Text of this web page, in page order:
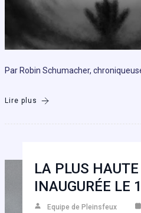
Par Robin Schumacher,
Lire plus
LA PLUS
INAUGURÉE LE
Equipe de Pleinsfeux